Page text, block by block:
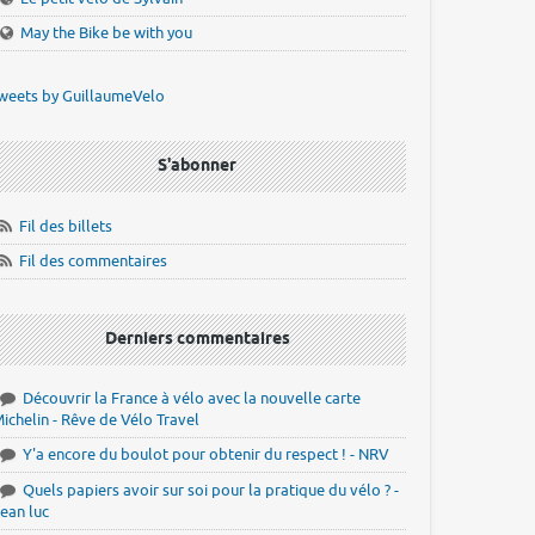
May the Bike be with you
by GuillaumeVelo
S'abonner
Fil des billets
Fil des commentaires
Derniers commentaires
Découvrir la France à vélo avec la nouvelle carte
- Rêve de Vélo Travel
Y'a encore du boulot pour obtenir du respect ! - NRV
Quels papiers avoir sur soi pour la pratique du vélo ? -
luc